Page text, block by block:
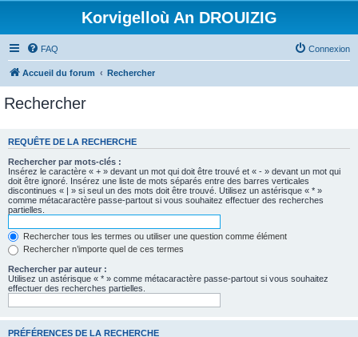
Korvigelloù An DROUIZIG
FAQ Connexion
Accueil du forum Rechercher
Rechercher
REQUÊTE DE LA RECHERCHE
Rechercher par mots-clés :
Insérez le caractère « + » devant un mot qui doit être trouvé et « - » devant un mot qui
doit être ignoré. Insérez une liste de mots séparés entre des barres verticales
discontinues « | » si seul un des mots doit être trouvé. Utilisez un astérisque « * »
comme métacaractère passe-partout si vous souhaitez effectuer des recherches
partielles.
Rechercher tous les termes ou utiliser une question comme élément
Rechercher n’importe quel de ces termes
Rechercher par auteur :
Utilisez un astérisque « * » comme métacaractère passe-partout si vous souhaitez
effectuer des recherches partielles.
PRÉFÉRENCES DE LA RECHERCHE